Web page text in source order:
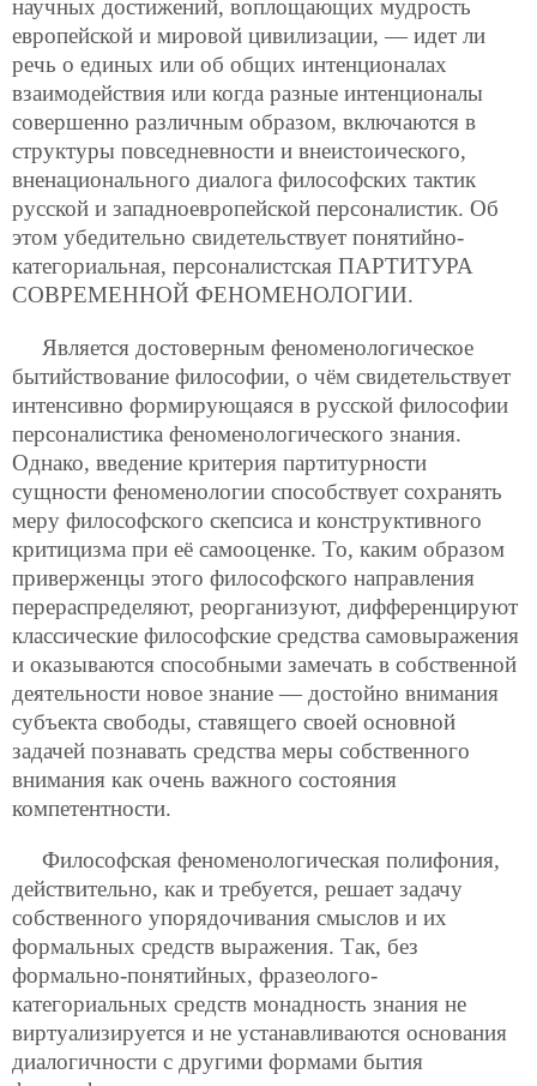
научных достижений, воплощающих мудрость
европейской и мировой цивилизации, — идет ли
речь о единых или об общих интенционалах
взаимодействия или когда разные интенционалы
совершенно различным образом, включаются в
структуры повседневности и внеистоического,
вненационального диалога философских тактик
русской и западноевропейской персоналистик. Об
этом убедительно свидетельствует понятийно-
категориальная, персоналистская ПАРТИТУРА
СОВРЕМЕННОЙ ФЕНОМЕНОЛОГИИ.
Является достоверным феноменологическое
бытийствование философии, о чём свидетельствует
интенсивно формирующаяся в русской философии
персоналистика феноменологического знания.
Однако, введение критерия партитурности
сущности феноменологии способствует сохранять
меру философского скепсиса и конструктивного
критицизма при её самооценке. То, каким образом
приверженцы этого философского направления
перераспределяют, реорганизуют, дифференцируют
классические философские средства самовыражения
и оказываются способными замечать в собственной
деятельности новое знание — достойно внимания
субъекта свободы, ставящего своей основной
задачей познавать средства меры собственного
внимания как очень важного состояния
компетентности.
Философская феноменологическая полифония,
действительно, как и требуется, решает задачу
собственного упорядочивания смыслов и их
формальных средств выражения. Так, без
формально-понятийных, фразеолого-
категориальных средств монадность знания не
виртуализируется и не устанавливаются основания
диалогичности с другими формами бытия